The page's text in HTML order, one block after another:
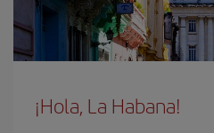
¡Hola, La Habana!